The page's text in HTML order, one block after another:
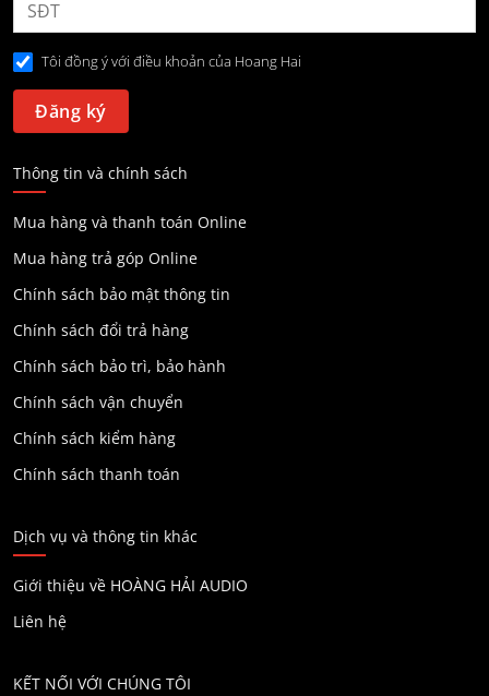
Tôi đồng ý với điều khoản của Hoang Hai
Thông tin và chính sách
Mua hàng và thanh toán Online
Mua hàng trả góp Online
Chính sách bảo mật thông tin
Chính sách đổi trả hàng
Chính sách bảo trì, bảo hành
Chính sách vận chuyển
Chính sách kiểm hàng
Chính sách thanh toán
Dịch vụ và thông tin khác
Giới thiệu về HOÀNG HẢI AUDIO
Liên hệ
KẾT NỐI VỚI CHÚNG TÔI